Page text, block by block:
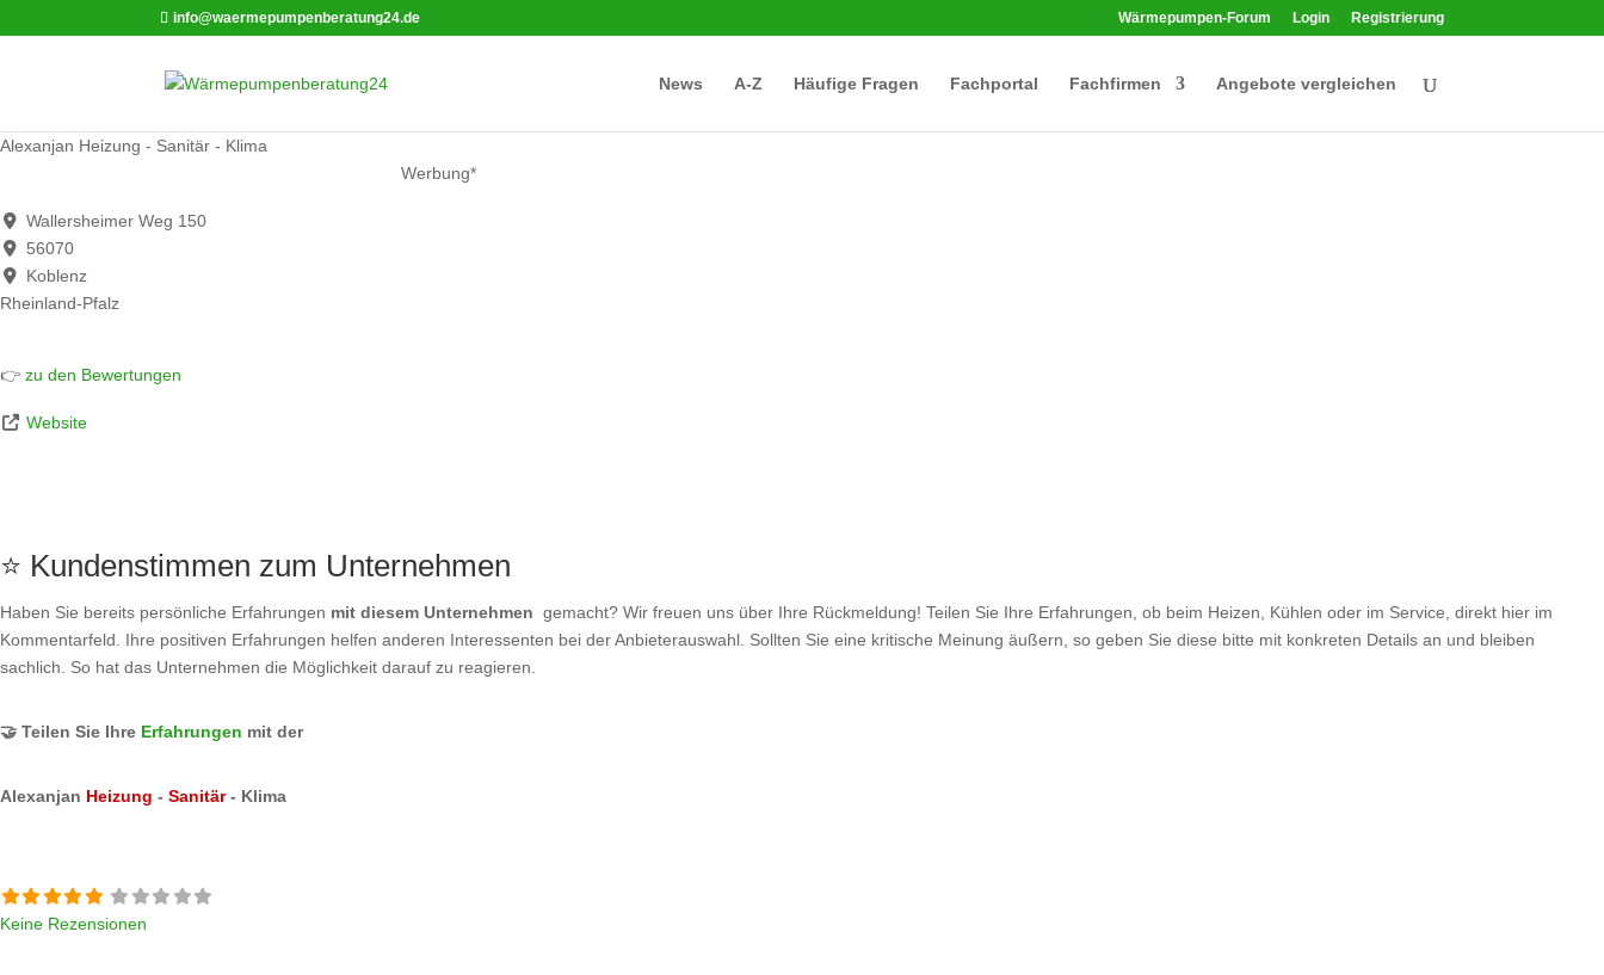
info@waermepumpenberatung24.de Wärmepumpen-Forum Login Registrierung
News A-Z Häufige Fragen Fachportal Fachfirmen Angebote vergleichen
Alexanjan Heizung - Sanitär - Klima
Werbung*
Wallersheimer Weg 150
56070
Koblenz
Rheinland-Pfalz
👉 zu den Bewertungen
Website
⭐ Kundenstimmen zum Unternehmen
Haben Sie bereits persönliche Erfahrungen mit diesem Unternehmen gemacht? Wir freuen uns über Ihre Rückmeldung! Teilen Sie Ihre Erfahrungen, ob beim Heizen, Kühlen oder im Service, direkt hier im
Kommentarfeld. Ihre positiven Erfahrungen helfen anderen Interessenten bei der Anbieterauswahl. Sollten Sie eine kritische Meinung äußern, so geben Sie diese bitte mit konkreten Details an und bleiben
sachlich. So hat das Unternehmen die Möglichkeit darauf zu reagieren.
🤝 Teilen Sie Ihre Erfahrungen mit der
Alexanjan Heizung - Sanitär- Klima
Keine Rezensionen